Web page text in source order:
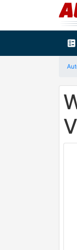
ballot